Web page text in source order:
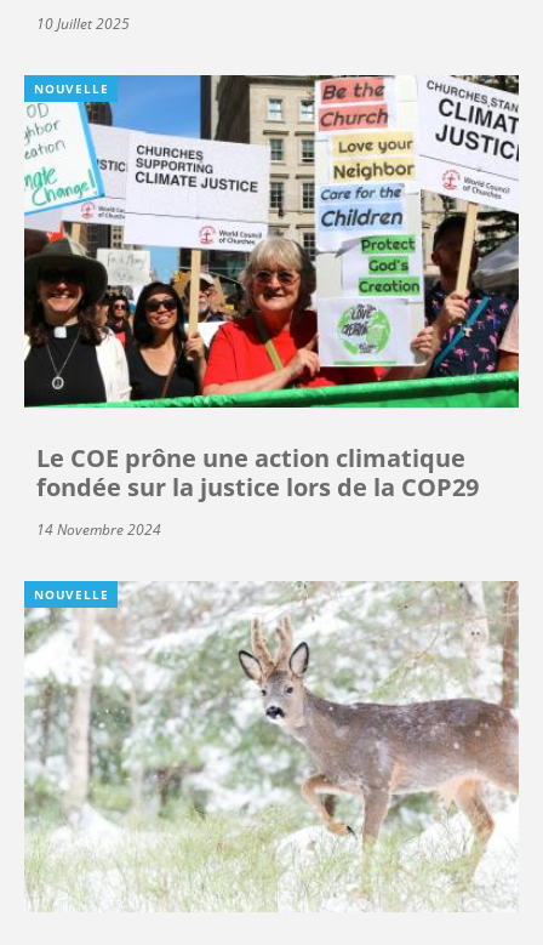
10 Juillet 2025
NOUVELLE
Le COE prône une action climatique
fondée sur la justice lors de la COP29
14 Novembre 2024
NOUVELLE